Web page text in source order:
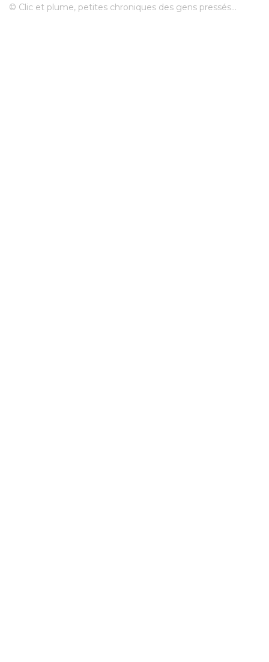
© Clic et plume, petites chroniques des gens pressés...